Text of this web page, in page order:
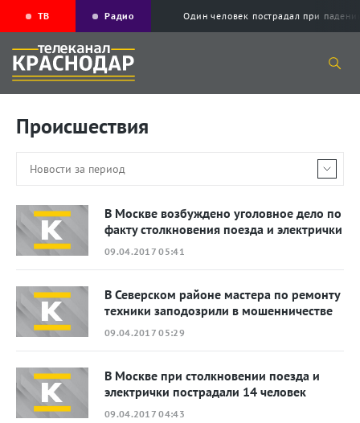
ТВ Радио Один человек пострадал при
Происшествия
В Москве возбуждено уголовное дело по
факту столкновения поезда и электрички
09.04.2017 05:41
В Северском районе мастера по ремонту
техники заподозрили в мошенничестве
09.04.2017 05:29
В Москве при столкновении поезда и
электрички пострадали 14 человек
09.04.2017 04:43